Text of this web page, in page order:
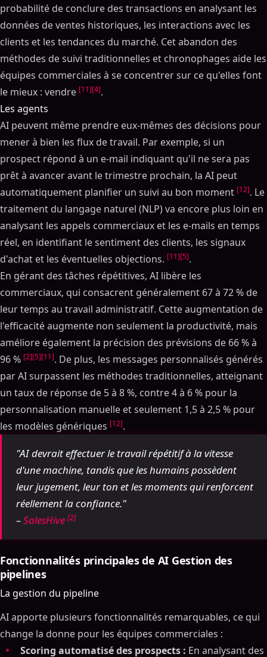
probabilité de conclure des transactions en analysant les
données de ventes historiques, les interactions avec les
clients et les tendances du marché. Cet abandon des
méthodes de suivi traditionnelles et chronophages aide les
équipes commerciales à se concentrer sur ce qu'elles font
le mieux : vendre [11][4].
Les agents
AI peuvent même prendre eux-mêmes des décisions pour
mener à bien les flux de travail. Par exemple, si un
prospect répond à un e-mail indiquant qu'il ne sera pas
prêt à avancer avant le trimestre prochain, la AI peut
automatiquement planifier un suivi au bon moment [12]. Le
traitement du langage naturel (NLP) va encore plus loin en
analysant les appels commerciaux et les e-mails en temps
réel, en identifiant le sentiment des clients, les signaux
d'achat et les éventuelles objections. [11][5].
En gérant des tâches répétitives, AI libère les
commerciaux, qui consacrent généralement 67 à 72 % de
leur temps au travail administratif. Cette augmentation de
l'efficacité augmente non seulement la productivité, mais
améliore également la précision des prévisions de 66 % à
96 % [2][5][11]. De plus, les messages personnalisés générés
par AI surpassent les méthodes traditionnelles, atteignant
un taux de réponse de 5 à 8 %, contre 4 à 6 % pour la
personnalisation manuelle et seulement 1,5 à 2,5 % pour
les modèles génériques [12].
"AI devrait effectuer le travail répétitif à la vitesse
d'une machine, tandis que les humains possèdent
leur jugement, leur ton et les moments qui renforcent
réellement la confiance."
–SalesHive [2]
Fonctionnalités principales de AI Gestion des
pipelines
La gestion du pipeline
AI apporte plusieurs fonctionnalités remarquables, ce qui
change la donne pour les équipes commerciales :
Scoring automatisé des prospects : En analysant des